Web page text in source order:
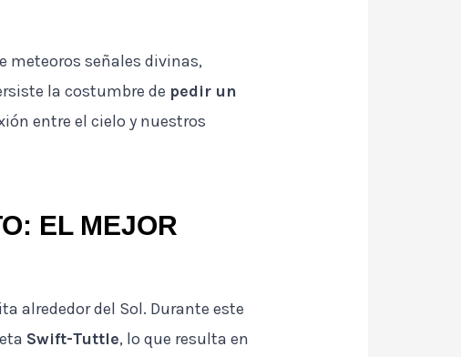
meteoros señales divinas,
la costumbre de pedir un
entre el cielo y nuestros
EL MEJOR
alrededor del Sol. Durante este
Swift-Tuttle, lo que resulta en